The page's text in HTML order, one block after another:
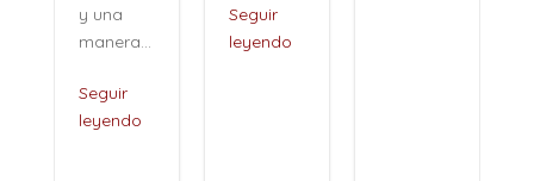
y una
manera...
Seguir
leyendo
Seguir
leyendo